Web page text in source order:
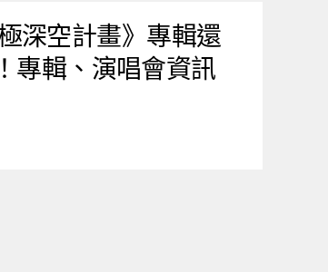
深空計畫》專輯還
專輯、演唱會資訊